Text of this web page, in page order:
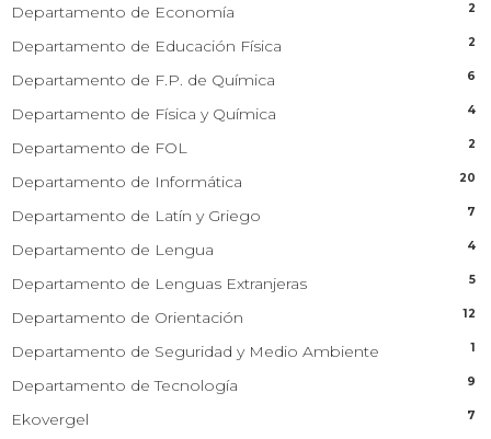
Departamento de Economía 2
Departamento de Educación Física 2
Departamento de F.P. de Química 6
Departamento de Física y Química 4
Departamento de FOL 2
Departamento de Informática 20
Departamento de Latín y Griego 7
Departamento de Lengua 4
Departamento de Lenguas Extranjeras 5
Departamento de Orientación 12
Departamento de Seguridad y Medio Ambiente 1
Departamento de Tecnología 9
Ekovergel 7